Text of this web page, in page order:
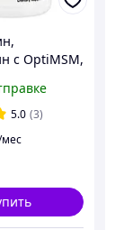
с OptiMSM,
MSM,
120
капсул
5.0 (3)